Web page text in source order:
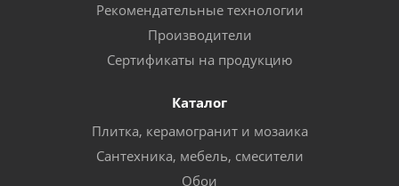
Рекомендательные технологии
Производители
Сертификаты на продукцию
Каталог
Плитка, керамогранит и мозаика
Сантехника, мебель, смесители
Обои